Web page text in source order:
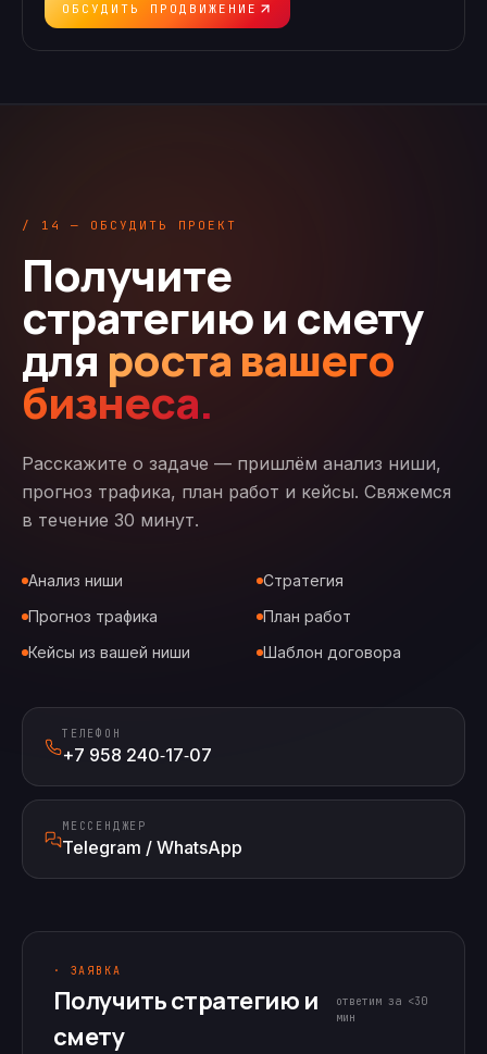
ОБСУДИТЬ ПРОДВИЖЕНИЕ
/ 14 — ОБСУДИТЬ ПРОЕКТ
Получите
стратегию и смету
для роста вашего
бизнеса.
Расскажите о задаче — пришлём анализ ниши,
прогноз трафика, план работ и кейсы. Свяжемся
в течение 30 минут.
Анализ ниши
Стратегия
Прогноз трафика
План работ
Кейсы из вашей ниши
Шаблон договора
ТЕЛЕФОН
+7 958 240‑17‑07
МЕССЕНДЖЕР
Telegram / WhatsApp
· ЗАЯВКА
Получить стратегию и
смету
ответим за <30
мин